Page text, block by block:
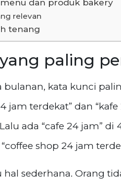
dan produk bakery
relevan
tenang
paling
kata kunci
jam terdekat” dan
ada “cafe 24 jam”
shop 24 jam
sederhana. Orang